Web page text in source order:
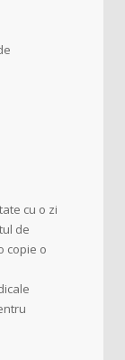
cu o zi
de
copie o